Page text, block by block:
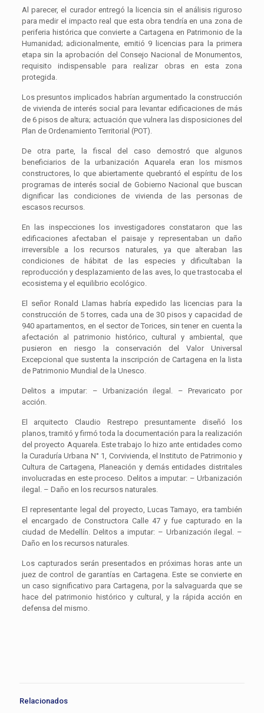
Al parecer, el curador entregó la licencia sin el análisis riguroso
para medir el impacto real que esta obra tendría en una zona de
periferia histórica que convierte a Cartagena en Patrimonio de la
Humanidad; adicionalmente, emitió 9 licencias para la primera
etapa sin la aprobación del Consejo Nacional de Monumentos,
requisito indispensable para realizar obras en esta zona
protegida.
Los presuntos implicados habrían argumentado la construcción
de vivienda de interés social para levantar edificaciones de más
de 6 pisos de altura; actuación que vulnera las disposiciones del
Plan de Ordenamiento Territorial (POT).
De otra parte, la fiscal del caso demostró que algunos
beneficiarios de la urbanización Aquarela eran los mismos
constructores, lo que abiertamente quebrantó el espíritu de los
programas de interés social de Gobierno Nacional que buscan
dignificar las condiciones de vivienda de las personas de
escasos recursos.
En las inspecciones los investigadores constataron que las
edificaciones afectaban el paisaje y representaban un daño
irreversible a los recursos naturales, ya que alteraban las
condiciones de hábitat de las especies y dificultaban la
reproducción y desplazamiento de las aves, lo que trastocaba el
ecosistema y el equilibrio ecológico.
El señor Ronald Llamas habría expedido las licencias para la
construcción de 5 torres, cada una de 30 pisos y capacidad de
940 apartamentos, en el sector de Torices, sin tener en cuenta la
afectación al patrimonio histórico, cultural y ambiental, que
pusieron en riesgo la conservación del Valor Universal
Excepcional que sustenta la inscripción de Cartagena en la lista
de Patrimonio Mundial de la Unesco.
Delitos a imputar: – Urbanización ilegal. – Prevaricato por
acción.
El arquitecto Claudio Restrepo presuntamente diseñó los
planos, tramitó y firmó toda la documentación para la realización
del proyecto Aquarela. Este trabajo lo hizo ante entidades como
la Curaduría Urbana N° 1, Corvivienda, el Instituto de Patrimonio y
Cultura de Cartagena, Planeación y demás entidades distritales
involucradas en este proceso. Delitos a imputar: – Urbanización
ilegal. – Daño en los recursos naturales.
El representante legal del proyecto, Lucas Tamayo, era también
el encargado de Constructora Calle 47 y fue capturado en la
ciudad de Medellín. Delitos a imputar: – Urbanización ilegal. –
Daño en los recursos naturales.
Los capturados serán presentados en próximas horas ante un
juez de control de garantías en Cartagena. Este se convierte en
un caso significativo para Cartagena, por la salvaguarda que se
hace del patrimonio histórico y cultural, y la rápida acción en
defensa del mismo.
Relacionados